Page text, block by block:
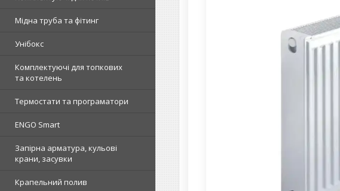
Мідна труба та фітинг
Унібокс
Комплектуючі для топкових
та котелень
Термостати та програматори
ENGO Smart
Запірна арматура, кульові
крани, засувки
Крапельний полив